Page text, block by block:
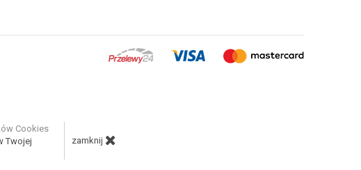
Cookies
Twojej
zamknij